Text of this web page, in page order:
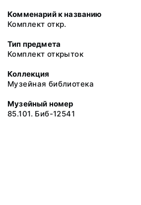
Комменарий к названию
Комплект откр.
Тип предмета
Комплект открыток
Коллекция
Музейная библиотека
Музейный номер
85.101. Биб-12541